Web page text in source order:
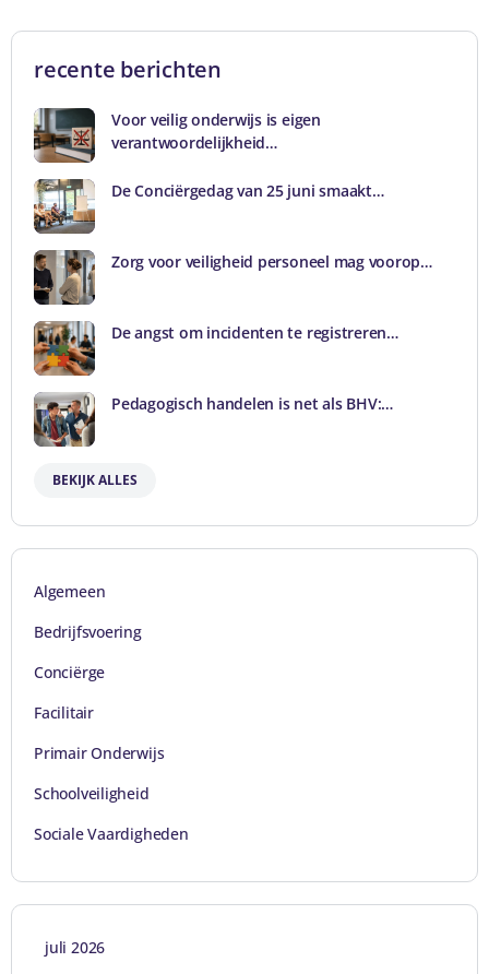
recente berichten
Voor veilig onderwijs is eigen
verantwoordelijkheid…
De Conciërgedag van 25 juni smaakt…
Zorg voor veiligheid personeel mag voorop…
De angst om incidenten te registreren…
Pedagogisch handelen is net als BHV:…
BEKIJK ALLES
Algemeen
Bedrijfsvoering
Conciërge
Facilitair
Primair Onderwijs
Schoolveiligheid
Sociale Vaardigheden
juli 2026